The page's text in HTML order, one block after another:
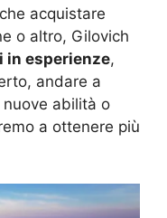
acquistare
o altro, Gilovich
in esperienze,
andare a
nuove abilità o
a ottenere più